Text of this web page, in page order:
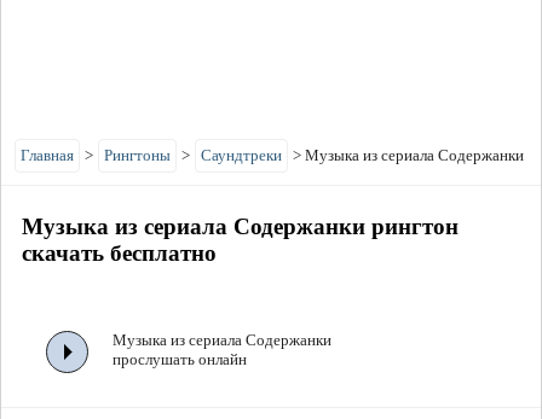
Главная > Рингтоны > Саундтреки > Музыка из сериала Содержанки
Музыка из сериала Содержанки рингтон
скачать бесплатно
Музыка из сериала Содержанки
прослушать онлайн